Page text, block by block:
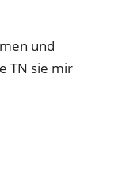
und
TN sie mir